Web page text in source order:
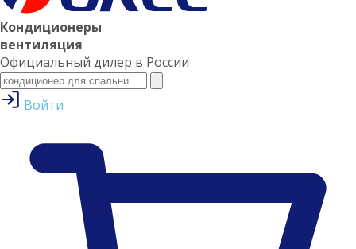
Кондиционеры
вентиляция
Официальный дилер в России
Войти